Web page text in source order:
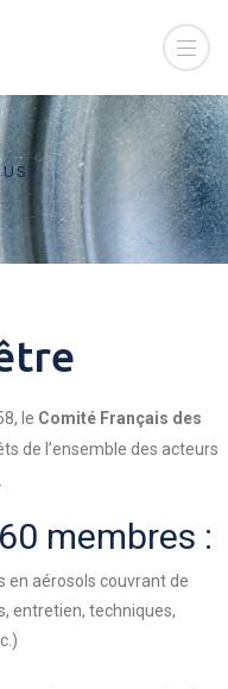
le Comité Français des
de l’ensemble des acteurs
membres :
en aérosols couvrant de
entretien, techniques,